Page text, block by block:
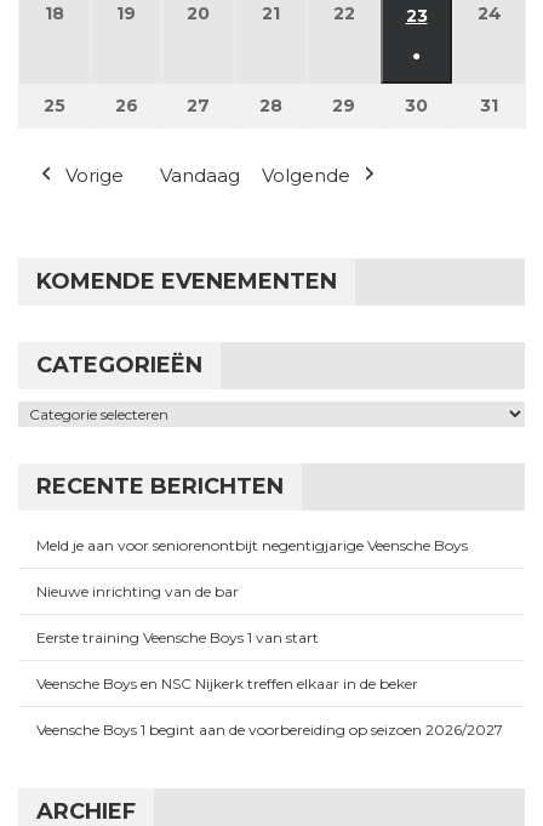
18 18 mei 2026
19 19 mei 2026
20 20 mei 2026
21 21 mei 2026
22 22 mei 2026
2323 mei 2026
●
(1
24
25 25 mei 2026
26 26 mei 2026
27 27 mei 2026
28 28 mei 2026
29 29 mei 2026
30 30 mei 2026
31
Vorige Vandaag Volgende
KOMENDE EVENEMENTEN
CATEGORIEËN
Categorieën
RECENTE BERICHTEN
Meld je aan voor seniorenontbijt negentigjarige Veensche Boys
Nieuwe inrichting van de bar
Eerste training Veensche Boys 1 van start
Veensche Boys en NSC Nijkerk treffen elkaar in de beker
Veensche Boys 1 begint aan de voorbereiding op seizoen 2026/2027
ARCHIEF